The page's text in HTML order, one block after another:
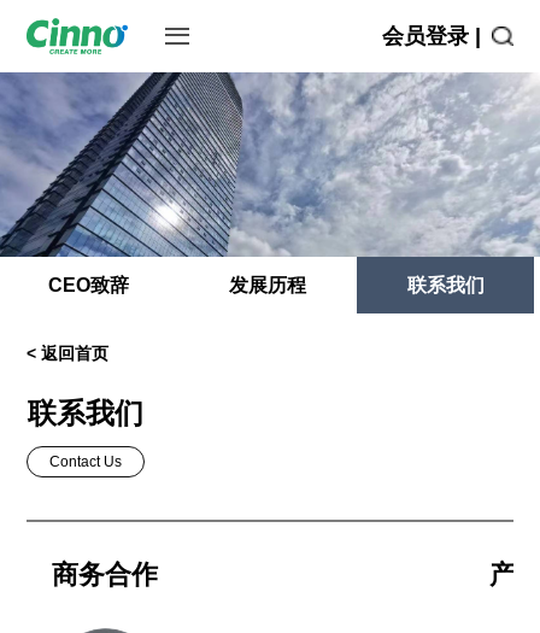
会员登录 |
CEO致辞 发展历程 联系我们
< 返回首页
联系我们
Contact Us
商务合作 产